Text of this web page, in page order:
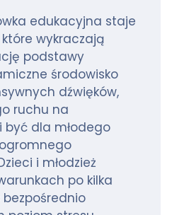
edukacyjna staje
wykraczają
podstawy
środowisko
dźwięków,
ruchu na
dla młodego
ogromnego
i młodzież
po kilka